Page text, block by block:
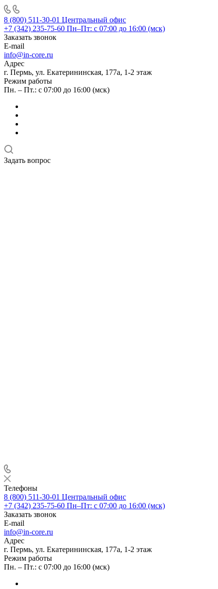
8 (800) 511-30-01 Центральный офис
+7 (342) 235-75-60 Пн–Пт: с 07:00 до 16:00 (мск)
Заказать звонок
E-mail
info@in-core.ru
Адрес
г. Пермь, ул. ​Екатерининская, 177а, ​1-2 этаж
Режим работы
Пн. – Пт.: с 07:00 до 16:00 (мск)
Задать вопрос
Телефоны
8 (800) 511-30-01 Центральный офис
+7 (342) 235-75-60 Пн–Пт: с 07:00 до 16:00 (мск)
Заказать звонок
E-mail
info@in-core.ru
Адрес
г. Пермь, ул. ​Екатерининская, 177а, ​1-2 этаж
Режим работы
Пн. – Пт.: с 07:00 до 16:00 (мск)